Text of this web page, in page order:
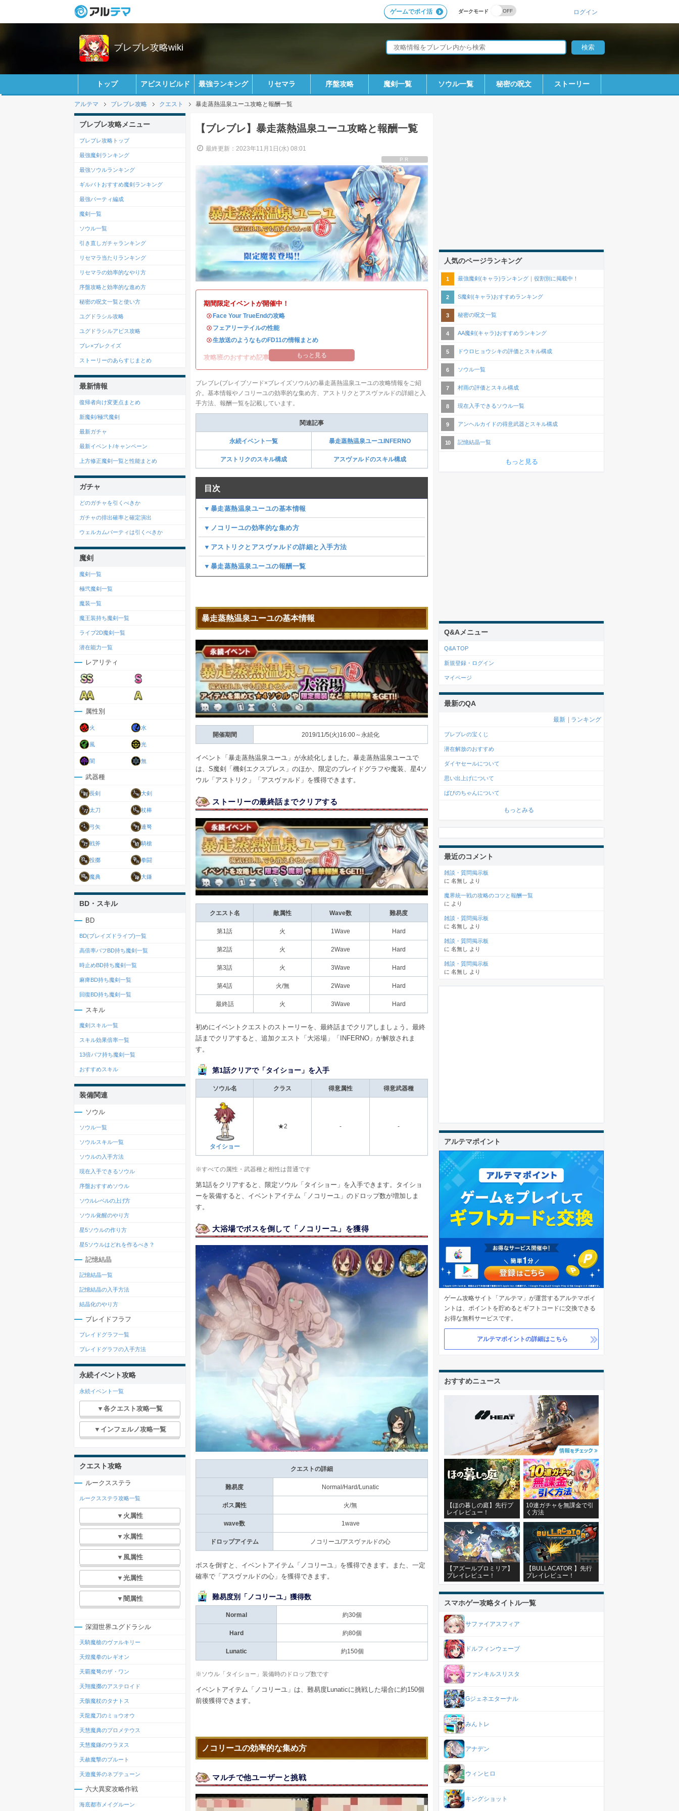
ダークモード
ゲームでポイ活 ログイン
ブレブレ攻略wiki
トップ アビスリビルド 最強ランキング リセマラ 序盤攻略 魔剣一覧 ソウル一覧 秘密の呪文 ストーリー
アルテマ ブレブレ攻略 クエスト 暴走蒸熱温泉ユーユ攻略と報酬一覧
【ブレブレ】暴走蒸熱温泉ユーユ攻略と報酬一覧
最終更新：2023年11月1日(水) 08:01
PR
期間限定イベントが開催中！
・ Face Your TrueEndの攻略
・ フェアリーテイルの性能
・生放送のようなものFD11の情報まとめ
攻略班のおすすめ記事はこちら！もっと見る
ブレブレ(ブレイブソード×ブレイズソウル)の暴走蒸熱温泉ユーユの攻略情報をご紹
介。基本情報やノコリーユの効率的な集め方、アストリクとアスヴァルドの詳細と入
手方法、報酬一覧を記載しています。
関連記事
永続イベント一覧 暴走蒸熱温泉ユーユINFERNO
アストリクのスキル構成 アスヴァルドのスキル構成
目次
▼暴走蒸熱温泉ユーユの基本情報
▼ノコリーユの効率的な集め方
▼アストリクとアスヴァルドの詳細と入手方法
▼暴走蒸熱温泉ユーユの報酬一覧
暴走蒸熱温泉ユーユの基本情報
開催期間 2019/11/5(火)16:00～永続化
イベント「暴走蒸熱温泉ユーユ」が永続化しました。暴走蒸熱温泉ユーユで
は、S魔剣「機剣エクスプレス」のほか、限定のブレイドグラフや魔装、星4ソ
ウル「アストリク」「アスヴァルド」を獲得できます。
ストーリーの最終話までクリアする
クエスト名 敵属性 Wave数 難易度
第1話 火 1Wave Hard
第2話 火 2Wave Hard
第3話 火 3Wave Hard
第4話 火/無 2Wave Hard
最終話 火 3Wave Hard
初めにイベントクエストのストーリーを、最終話までクリアしましょう。最終
話までクリアすると、追加クエスト「大浴場」「INFERNO」が解放されま
す。
第1話クリアで「タイショー」を入手
ソウル名 クラス 得意属性 得意武器種
タイショー
★2 - -
※すべての属性・武器種と相性は普通です
第1話をクリアすると、限定ソウル「タイショー」を入手できます。タイショ
ーを装備すると、イベントアイテム「ノコリーユ」のドロップ数が増加しま
す。
大浴場でボスを倒して「ノコリーユ」を獲得
クエストの詳細
難易度 Normal/Hard/Lunatic
ボス属性 火/無
wave数 1wave
ドロップアイテム ノコリーユ/アスヴァルドの心
ボスを倒すと、イベントアイテム「ノコリーユ」を獲得できます。また、一定
確率で「アスヴァルドの心」を獲得できます。
難易度別「ノコリーユ」獲得数
Normal 約30個
Hard 約80個
Lunatic 約150個
※ソウル「タイショー」装備時のドロップ数です
イベントアイテム「ノコリーユ」は、難易度Lunaticに挑戦した場合に約150個
前後獲得できます。
ノコリーユの効率的な集め方
マルチで他ユーザーと挑戦
ブレブレ攻略メニュー
ブレブレ攻略トップ
最強魔剣ランキング
最強ソウルランキング
ギルバトおすすめ魔剣ランキング
最強パーティ編成
魔剣一覧
ソウル一覧
引き直しガチャランキング
リセマラ当たりランキング
リセマラの効率的なやり方
序盤攻略と効率的な進め方
秘密の呪文一覧と使い方
ユグドラシル攻略
ユグドラシルアビス攻略
ブレ×ブレクイズ
ストーリーのあらすじまとめ
最新情報
復帰者向け変更点まとめ
新魔剣/極弐魔剣
最新ガチャ
最新イベント/キャンペーン
上方修正魔剣一覧と性能まとめ
ガチャ
どのガチャを引くべきか
ガチャの排出確率と確定演出
ウェルカムパーティは引くべきか
魔剣
魔剣一覧
極弐魔剣一覧
魔装一覧
魔王装持ち魔剣一覧
ライブ2D魔剣一覧
潜在能力一覧
レアリティ
属性別
火 水
風 光
闇 無
武器種
長剣 大剣
太刀 杖棒
弓矢 連弩
戦斧 騎槍
投擲 拳闘
魔典 大鎌
BD・スキル
BD
BD(ブレイズドライブ)一覧
高倍率バフBD持ち魔剣一覧
時止めBD持ち魔剣一覧
麻痺BD持ち魔剣一覧
回復BD持ち魔剣一覧
スキル
魔剣スキル一覧
スキル効果倍率一覧
13倍バフ持ち魔剣一覧
おすすめスキル
装備関連
ソウル
ソウル一覧
ソウルスキル一覧
ソウルの入手方法
現在入手できるソウル
序盤おすすめソウル
ソウルレベルの上げ方
ソウル覚醒のやり方
星5ソウルの作り方
星5ソウルはどれを作るべき？
記憶結晶
記憶結晶一覧
記憶結晶の入手方法
結晶化のやり方
ブレイドフラフ
ブレイドグラフ一覧
ブレイドグラフの入手方法
永続イベント攻略
永続イベント一覧
▼各クエスト攻略一覧
▼インフェルノ攻略一覧
クエスト攻略
ルークスステラ
ルークスステラ攻略一覧
▼火属性
▼水属性
▼風属性
▼光属性
▼闇属性
深淵世界ユグドラシル
天騎魔槍のヴァルキリー
天煌魔拳のレギオン
天覇魔弩のザ・ワン
天翔魔擲のアステロイド
天骸魔杖のタナトス
天龍魔刀のミョウオウ
天慧魔典のプロメテウス
天慧魔鎌のウラヌス
天赦魔撃のプルート
天遊魔斧のネプテューン
六大異変攻略作戦
海底都市メイグルーン
人気のページランキング
最強魔剣(キャラ)ランキング｜役割別に掲載中！
S魔剣(キャラ)おすすめランキング
秘密の呪文一覧
AA魔剣(キャラ)おすすめランキング
ドウロヒョウシキの評価とスキル構成
ソウル一覧
村雨の評価とスキル構成
現在入手できるソウル一覧
アンヘルカイドの得意武器とスキル構成
記憶結晶一覧
もっと見る
Q&Aメニュー
Q&A TOP
新規登録・ログイン
マイページ
最新のQA
最新 ランキング
ブレブレの宝くじ
潜在解放のおすすめ
ダイヤセールについて
思い出上げについて
ばびのちゃんについて
もっとみる
最近のコメント
雑談・質問掲示板
に 名無し より
魔界統一戦の攻略のコツと報酬一覧
に より
雑談・質問掲示板
に 名無し より
雑談・質問掲示板
に 名無し より
雑談・質問掲示板
に 名無し より
アルテマポイント
ゲーム攻略サイト「アルテマ」が運営するアルテマポイ
ントは、ポイントを貯めるとギフトコードに交換できる
お得な無料サービスです。
アルテマポイントの詳細はこちら
おすすめニュース
【ほの暮しの庭】先行プ
レイレビュー！
10連ガチャを無課金で引
く方法
【アズールプロミリア】
プレイレビュー！
【BULLACATOR 】先行
プレイレビュー！
スマホゲー攻略タイトル一覧
サファイアスフィア
ドルフィンウェーブ
ファンキルスリスタ
Gジェネエターナル
みんトレ
アナデン
ウィンヒロ
キングショット